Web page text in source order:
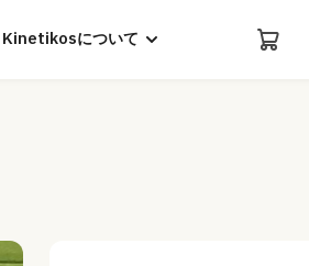
Kinetikosについて